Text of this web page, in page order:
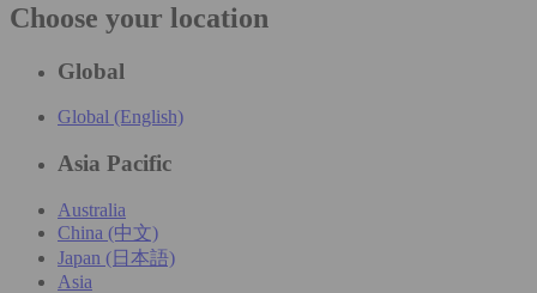
Choose your location
Global
Global (English)
Asia Pacific
Australia
China (中文)
Japan (日本語)
Asia